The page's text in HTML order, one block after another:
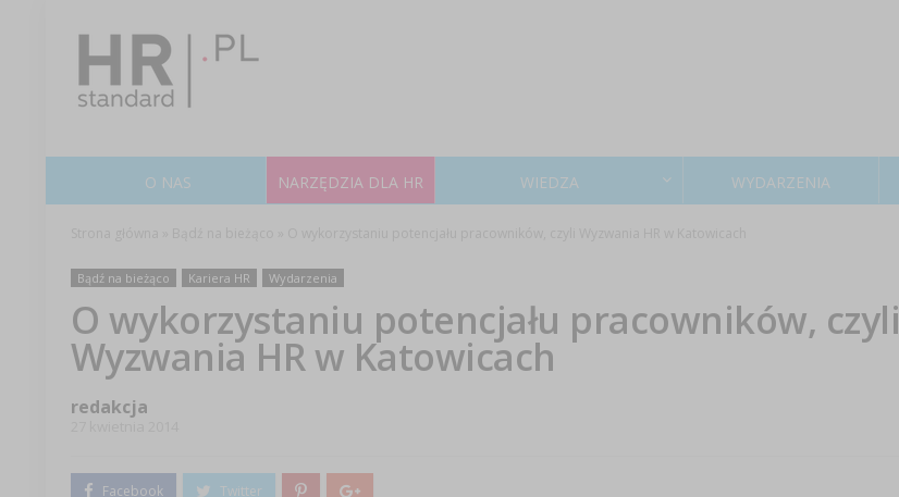
O NAS NARZĘDZIA DLA HR WIEDZA WYDARZENIA
Bądź na bieżąco Kariera HR Wydarzenia
O wykorzystaniu potencjału pracowników, czyli
Wyzwania HR w Katowicach
redakcja